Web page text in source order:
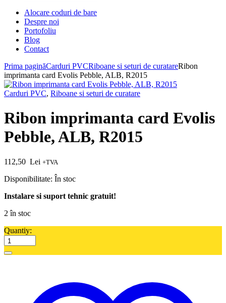
Alocare coduri de bare
Despre noi
Portofoliu
Blog
Contact
Prima paginăCarduri PVCRiboane si seturi de curatareRibon
imprimanta card Evolis Pebble, ALB, R2015
Carduri PVC, Riboane si seturi de curatare
Ribon imprimanta card Evolis
Pebble, ALB, R2015
112,50 Lei +TVA
Disponibilitate: În stoc
Instalare si suport tehnic gratuit!
2 în stoc
Quantiy: